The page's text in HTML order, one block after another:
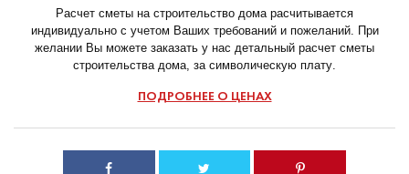
Расчет сметы на строительство дома расчитывается
индивидуально с учетом Ваших требований и пожеланий. При
желании Вы можете заказать у нас детальный расчет сметы
строительства дома, за символическую плату.
ПОДРОБНЕЕ О ЦЕНАХ